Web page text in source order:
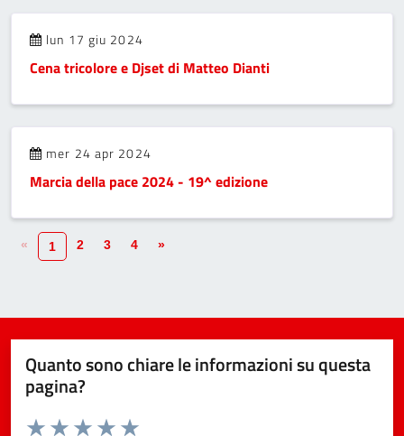
lun 17 giu 2024
Cena tricolore e Djset di Matteo Dianti
mer 24 apr 2024
Marcia della pace 2024 - 19^ edizione
« 1 2 3 4 »
Quanto sono chiare le informazioni su questa
pagina?
Valuta da 1 a 5 stelle la pagina